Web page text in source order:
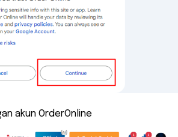
akun OrderOnline